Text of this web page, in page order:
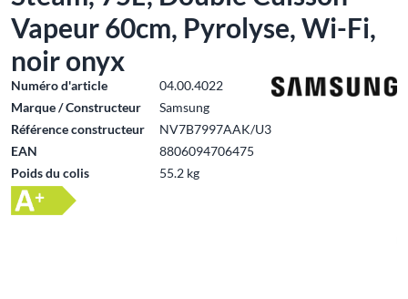
Vapeur 60cm, Pyrolyse, Wi-Fi,
noir onyx
Numéro d'article
04.00.4022
Marque / Constructeur
Samsung
Référence constructeur
NV7B7997AAK/U3
EAN
8806094706475
Poids du colis
55.2 kg